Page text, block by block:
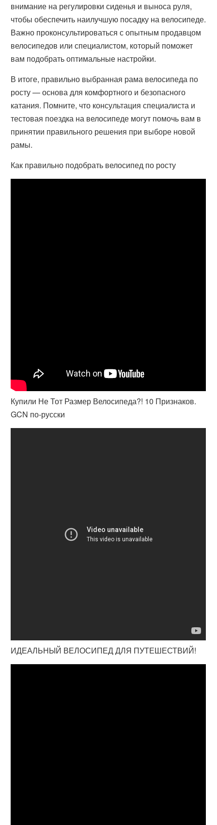
внимание на регулировки сиденья и выноса руля,
чтобы обеспечить наилучшую посадку на велосипеде.
Важно проконсультироваться с опытным продавцом
велосипедов или специалистом, который поможет
вам подобрать оптимальные настройки.
В итоге, правильно выбранная рама велосипеда по
росту — основа для комфортного и безопасного
катания. Помните, что консультация специалиста и
тестовая поездка на велосипеде могут помочь вам в
принятии правильного решения при выборе новой
рамы.
Как правильно подобрать велосипед по росту
Купили Не Тот Размер Велосипеда?! 10 Признаков.
GCN по-русски
ИДЕАЛЬНЫЙ ВЕЛОСИПЕД ДЛЯ ПУТЕШЕСТВИЙ!